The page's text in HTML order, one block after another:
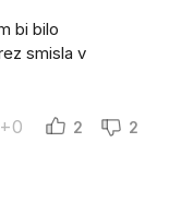
bi bilo
smisla v
+0 2 2